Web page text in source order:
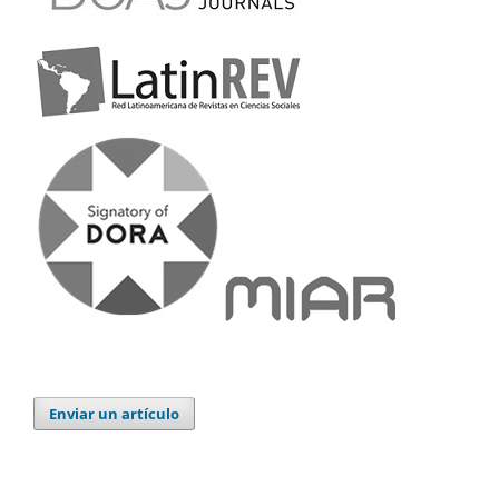
Enviar un artículo